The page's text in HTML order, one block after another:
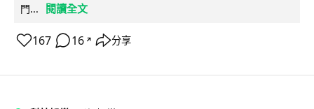
門...
閱讀全文
167 16 ↗ 分享